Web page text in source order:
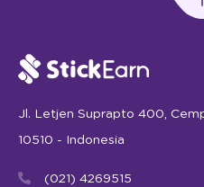
Jl. Letjen Suprapto 400,
10510 - Indonesia
(021) 4269515